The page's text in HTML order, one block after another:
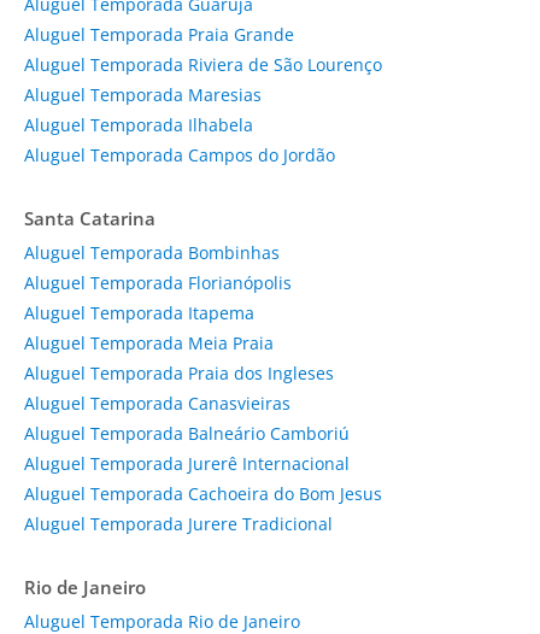
Aluguel Temporada Praia Grande
Aluguel Temporada Riviera de São Lourenço
Aluguel Temporada Maresias
Aluguel Temporada Ilhabela
Aluguel Temporada Campos do Jordão
Santa Catarina
Aluguel Temporada Bombinhas
Aluguel Temporada Florianópolis
Aluguel Temporada Itapema
Aluguel Temporada Meia Praia
Aluguel Temporada Praia dos Ingleses
Aluguel Temporada Canasvieiras
Aluguel Temporada Balneário Camboriú
Aluguel Temporada Jurerê Internacional
Aluguel Temporada Cachoeira do Bom Jesus
Aluguel Temporada Jurere Tradicional
Rio de Janeiro
Aluguel Temporada Rio de Janeiro